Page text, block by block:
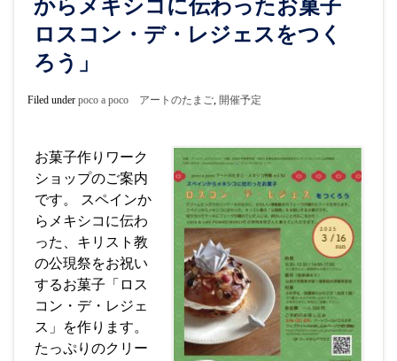
からメキシコに伝わったお菓子
ロスコン・デ・レジェスをつく
ろう」
Filed under poco a poco アートのたまご, 開催予定
お菓子作りワーク
ショップのご案内
です。 スペインか
らメキシコに伝わ
った、キリスト教
の公現祭をお祝い
するお菓子「ロス
コン・デ・レジェ
ス」を作ります。
たっぷりのクリー